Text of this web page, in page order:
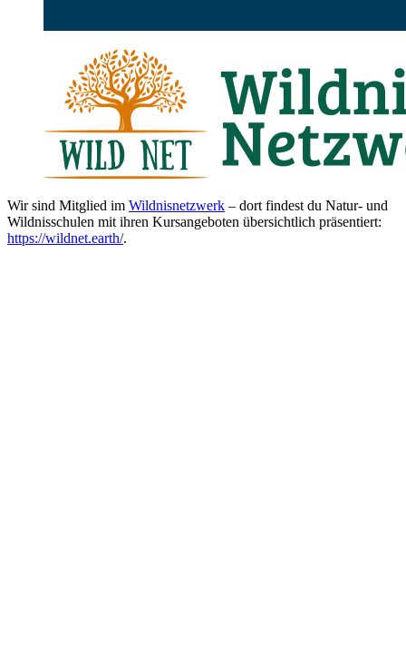
Wir sind Mitglied im Wildnisnetzwerk – dort findest du Natur- und
Wildnisschulen mit ihren Kursangeboten übersichtlich präsentiert:
https://wildnet.earth/.